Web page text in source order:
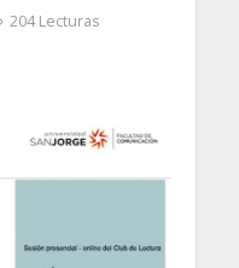
204 Lecturas